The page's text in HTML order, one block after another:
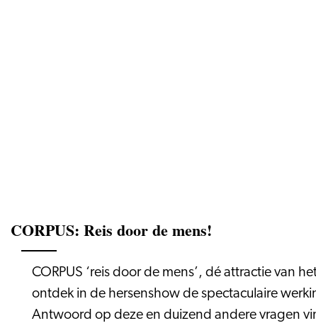
CORPUS: Reis door de mens!
CORPUS ‘reis door de mens’, dé attractie van
ontdek in de hersenshow de spectaculaire
Antwoord op deze en duizend andere vragen